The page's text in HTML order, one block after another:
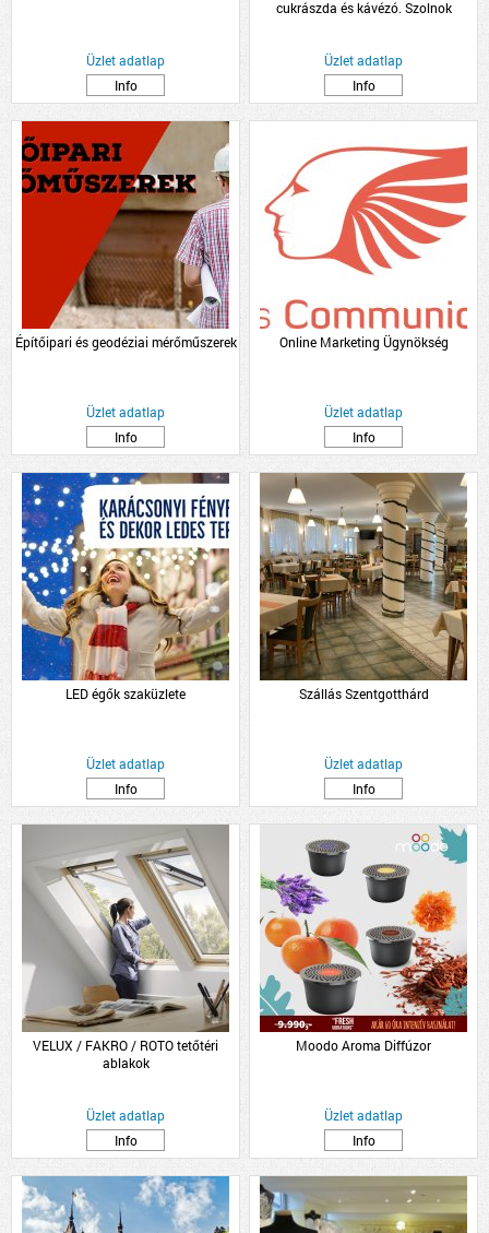
Üzlet adatlap
Info
cukrászda és kávézó. Szolnok
Üzlet adatlap
Info
Építőipari és geodéziai mérőműszerek
Üzlet adatlap
Info
Online Marketing Ügynökség
Üzlet adatlap
Info
LED égők szaküzlete
Üzlet adatlap
Info
Szállás Szentgotthárd
Üzlet adatlap
Info
VELUX / FAKRO / ROTO tetőtéri
ablakok
Üzlet adatlap
Info
Moodo Aroma Diffúzor
Üzlet adatlap
Info